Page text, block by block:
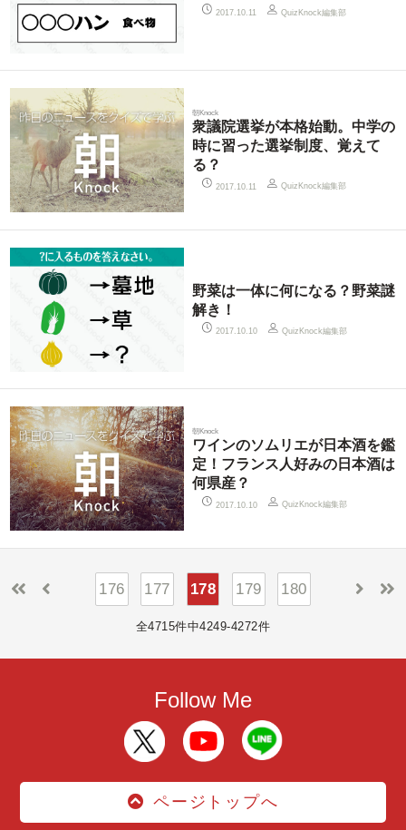
2017.10.11 QuizKnock編集部
朝Knock
衆議院選挙が本格始動。中学の
時に習った選挙制度、覚えて
る？
2017.10.11 QuizKnock編集部
野菜は一体に何になる？野菜謎
解き！
2017.10.10 QuizKnock編集部
朝Knock
ワインのソムリエが日本酒を鑑
定！フランス人好みの日本酒は
何県産？
2017.10.10 QuizKnock編集部
176 177 178 179 180
全4715件中4249-4272件
Follow Me
ページトップへ